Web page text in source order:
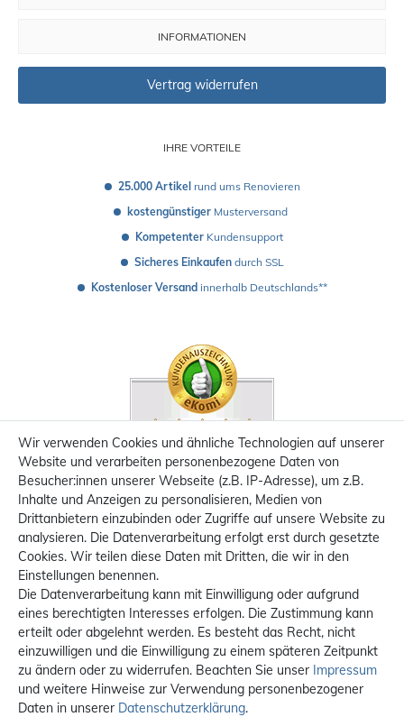
IHRE VORTEILE
25.000 Artikel rund ums Renovieren
kostengünstiger Musterversand
Kompetenter Kundensupport
Sicheres Einkaufen durch SSL
Kostenloser Versand innerhalb Deutschlands**
INFORMATIONEN
Vertrag widerrufen
Wir verwenden Cookies und ähnliche Technologien auf unserer
Website und verarbeiten personenbezogene Daten von
Besucher:innen unserer Webseite (z.B. IP-Adresse), um z.B.
Inhalte und Anzeigen zu personalisieren, Medien von
Drittanbietern einzubinden oder Zugriffe auf unsere Website zu
analysieren. Die Datenverarbeitung erfolgt erst durch gesetzte
Cookies. Wir teilen diese Daten mit Dritten, die wir in den
Einstellungen benennen.
Die Datenverarbeitung kann mit Einwilligung oder aufgrund
eines berechtigten Interesses erfolgen. Die Zustimmung kann
erteilt oder abgelehnt werden. Es besteht das Recht, nicht
einzuwilligen und die Einwilligung zu einem späteren Zeitpunkt
zu ändern oder zu widerrufen. Beachten Sie unser Impressum
und weitere Hinweise zur Verwendung personenbezogener
Daten in unserer Daten­schutz­erklärung.